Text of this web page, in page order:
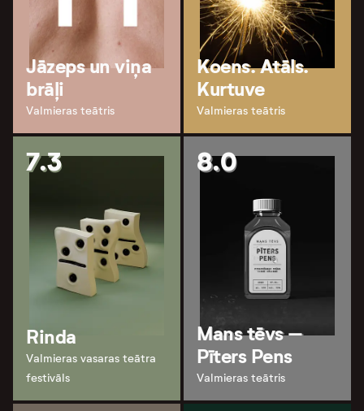
Jāzeps un viņa
brāļi
Valmieras teātris
Koens. Atāls.
Kurtuve
Valmieras teātris
7.3
Rinda
Valmieras vasaras teātra
festivāls
8.0
Mans tēvs –
Pīters Pens
Valmieras teātris